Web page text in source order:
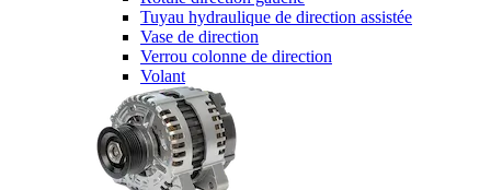
Tuyau hydraulique de direction assistée
Vase de direction
Verrou colonne de direction
Volant